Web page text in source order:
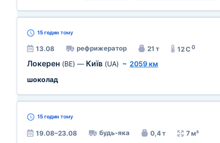
15 годин тому
13.08 рефрижератор 21 т 12 C0
Локерен (BE) — Київ (UA) ~ 2059 км
шоколад
15 годин тому
19.08–23.08 будь-яка 0,4 т 7 м³